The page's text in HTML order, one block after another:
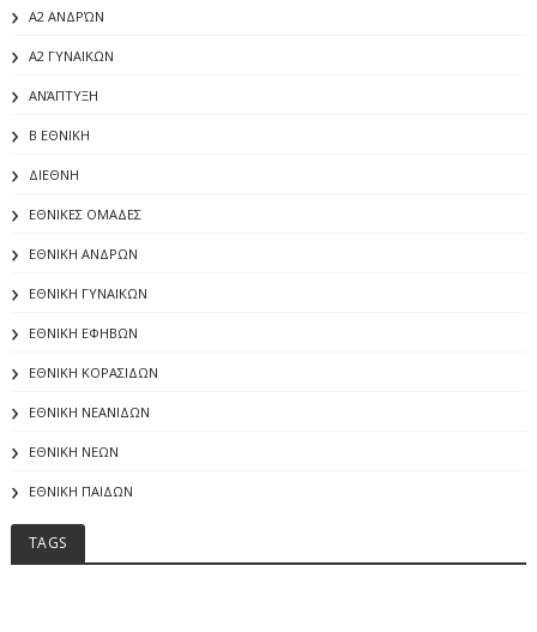
Α2 ΑΝΔΡΏΝ
Α2 ΓΥΝΑΙΚΩΝ
ΑΝΆΠΤΥΞΗ
Β ΕΘΝΙΚΗ
ΔΙΕΘΝΗ
ΕΘΝΙΚΕΣ ΟΜΑΔΕΣ
ΕΘΝΙΚΗ ΑΝΔΡΩΝ
ΕΘΝΙΚΗ ΓΥΝΑΙΚΩΝ
ΕΘΝΙΚΗ ΕΦΗΒΩΝ
ΕΘΝΙΚΗ ΚΟΡΑΣΙΔΩΝ
ΕΘΝΙΚΗ ΝΕΑΝΙΔΩΝ
ΕΘΝΙΚΗ ΝΕΩΝ
ΕΘΝΙΚΗ ΠΑΙΔΩΝ
TAGS